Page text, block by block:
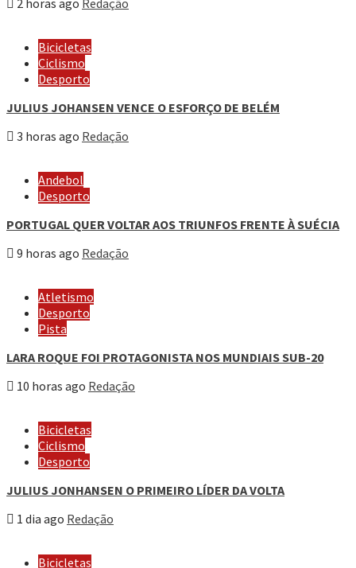
2 horas ago Redação
Bicicletas
Ciclismo
Desporto
JULIUS JOHANSEN VENCE O ESFORÇO DE BELÉM
3 horas ago Redação
Andebol
Desporto
PORTUGAL QUER VOLTAR AOS TRIUNFOS FRENTE À SUÉCIA
9 horas ago Redação
Atletismo
Desporto
Pista
LARA ROQUE FOI PROTAGONISTA NOS MUNDIAIS SUB-20
10 horas ago Redação
Bicicletas
Ciclismo
Desporto
JULIUS JONHANSEN O PRIMEIRO LÍDER DA VOLTA
1 dia ago Redação
Bicicletas